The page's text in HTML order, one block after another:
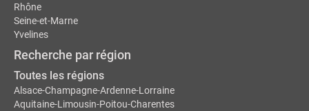
Rhône
Seine-et-Marne
Yvelines
Recherche par région
Toutes les régions
Alsace-Champagne-Ardenne-Lorraine
Aquitaine-Limousin-Poitou-Charentes